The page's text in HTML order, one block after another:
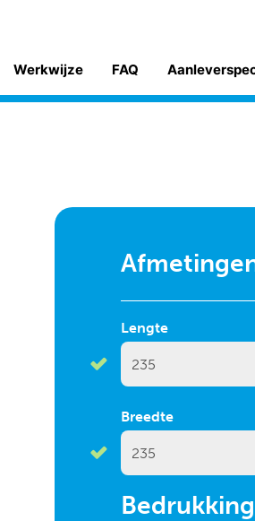
Werkwijze FAQ
Lengte
Breedte